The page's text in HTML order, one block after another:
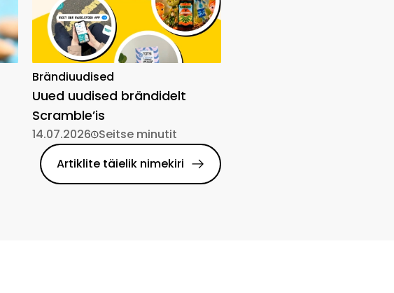
Brändiuudised
Uued uudised brändidelt
Scramble’is
14.07.2026 Seitse minutit
Artiklite täielik nimekiri